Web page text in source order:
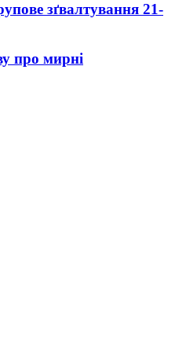
зґвалтування 21-
про мирні